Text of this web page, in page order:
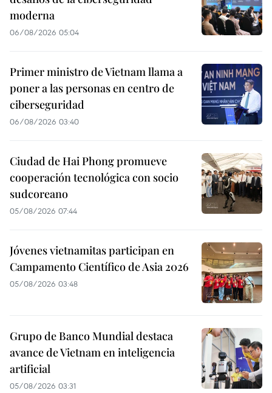
moderna
06/08/2026 05:04
Primer ministro de Vietnam llama a
poner a las personas en centro de
ciberseguridad
06/08/2026 03:40
Ciudad de Hai Phong promueve
cooperación tecnológica con socio
sudcoreano
05/08/2026 07:44
Jóvenes vietnamitas participan en
Campamento Científico de Asia 2026
05/08/2026 03:48
Grupo de Banco Mundial destaca
avance de Vietnam en inteligencia
artificial
05/08/2026 03:31